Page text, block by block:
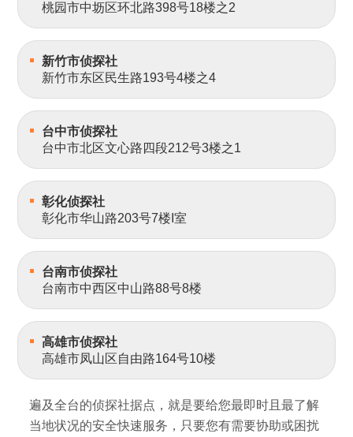
桃园市中坜区环北路398号18楼之2
新竹市侦探社
新竹市东区民生路193号4楼之4
台中市侦探社
台中市北区文心路四段212号3楼之1
彰化侦探社
彰化市华山路203号7楼I室
台南市侦探社
台南市中西区中山路88号8楼
高雄市侦探社
高雄市凤山区自由路164号10楼
遍及全台的侦探社据点，就是要给您最即时且最了解
当地状况的安全快速服务，只要您有需要协助或困扰